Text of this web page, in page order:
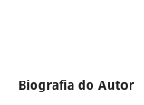
Biografia do Autor